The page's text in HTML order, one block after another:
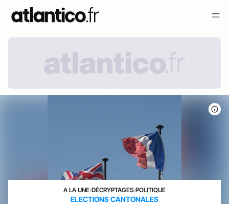
A LA UNE›DÉCRYPTAGES›POLITIQUE
ELECTIONS CANTONALES